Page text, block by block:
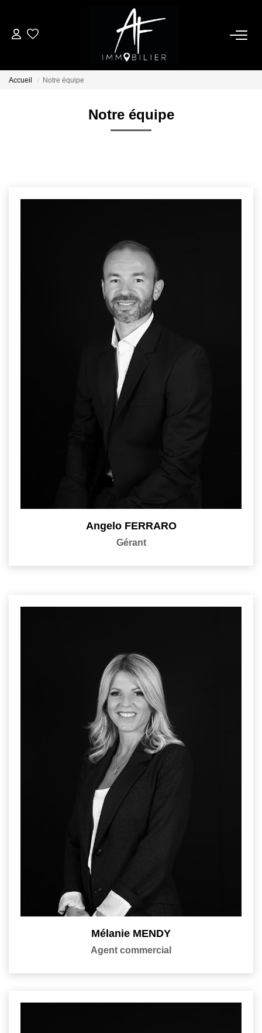
ACHETER
ESTIMER
Nous Rejoindre
Nos Actualités
Avis Clients
CONTACT
Accueil Notre équipe
Notre équipe
Angelo FERRARO
Gérant
Mélanie MENDY
Agent commercial